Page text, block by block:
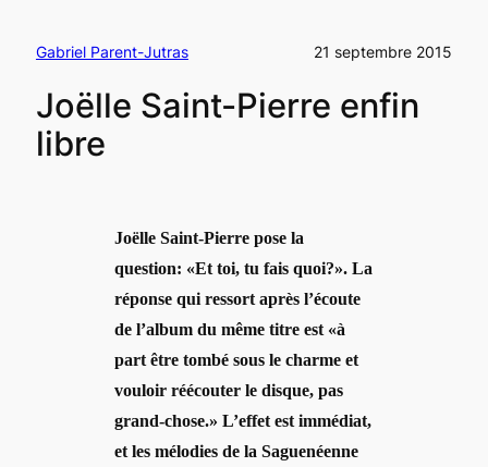
Gabriel Parent-Jutras 21 septembre 2015
Joëlle Saint-Pierre enfin
libre
Joëlle Saint-Pierre pose la
question: «Et toi, tu fais quoi?». La
réponse qui ressort après l’écoute
de l’album du même titre est «à
part être tombé sous le charme et
vouloir réécouter le disque, pas
grand-chose.» L’effet est immédiat,
et les mélodies de la Saguenéenne